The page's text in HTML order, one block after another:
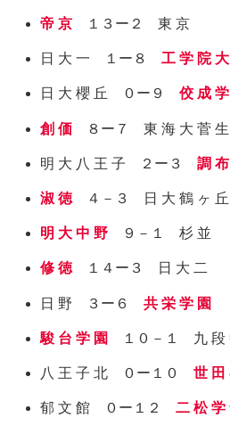
帝 京 １３ー２ 東 京
日 大 一 １ー８工 学 院
日 大 櫻 丘 ０ー９佼 成
創 価 ８ー７ 東 海 大 菅 生
明 大 八 王 子 ２ー３調
淑 徳４－３ 日 大 鶴 ヶ 丘
明 大 中 野 ９－１ 杉 並
修 徳１４ー３ 日 大 二
日 野 ３ー６共 栄 学 園
駿 台 学 園 １０－１ 九 段
八 王 子 北 ０ー１０世 田
郁 文 館 ０ー１２二 松 学